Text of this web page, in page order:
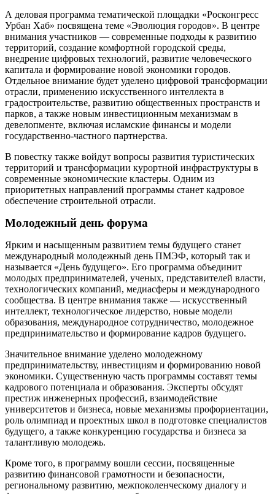
А деловая программа тематической площадки «Росконгресс
Урбан Хаб» посвящена теме «Эволюция городов». В центре
внимания участников — современные подходы к развитию
территорий, создание комфортной городской среды,
внедрение цифровых технологий, развитие человеческого
капитала и формирование новой экономики городов.
Отдельное внимание будет уделено цифровой трансформации
отрасли, применению искусственного интеллекта в
градостроительстве, развитию общественных пространств и
парков, а также новым инвестиционным механизмам в
девелопменте, включая исламские финансы и модели
государственно-частного партнерства.
В повестку также войдут вопросы развития туристических
территорий и трансформации курортной инфраструктуры в
современные экономические ­кластеры. Одним из
приоритетных направлений программы станет кадровое
обеспечение строительной отрасли.
Молодежный день форума
Ярким и насыщенным развитием темы будущего станет
международный молодежный день ПМЭФ, который так и
называется «День будущего». Его программа объединит
молодых предпринимателей, ученых, представителей ­власти,
технологических компаний, медиасферы и международного
сообщества. В центре внимания также — искусственный
интеллект, технологическое лидерство, новые модели
образования, международное сотрудничество, молодежное
предпринимательство и формирование кадров будущего.
Значительное внимание уделено молодежному
предпринимательству, инвестициям и формированию новой
экономики. Существенную часть программы составят темы
кадрового потенциала и образования. Эксперты обсудят
престиж инженерных профессий, взаимодействие
университетов и бизнеса, новые механизмы профориентации,
роль олимпиад и проектных школ в подготовке специалистов
будущего, а также конкуренцию государства и бизнеса за
талантливую молодежь.
Кроме того, в программу вошли сессии, посвященные
развитию финансовой грамотности и безопасности,
региональному развитию, межпоколенческому диалогу и